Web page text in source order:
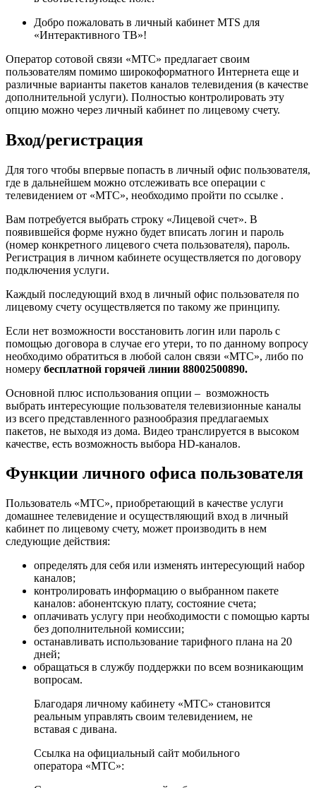
Добро пожаловать в личный кабинет MTS для
«Интерактивного ТВ»!
Оператор сотовой связи «МТС» предлагает своим
пользователям помимо широкоформатного Интернета еще и
различные варианты пакетов каналов телевидения (в качестве
дополнительной услуги). Полностью контролировать эту
опцию можно через личный кабинет по лицевому счету.
Вход/регистрация
Для того чтобы впервые попасть в личный офис пользователя,
где в дальнейшем можно отслеживать все операции с
телевидением от «МТС», необходимо пройти по ссылке .
Вам потребуется выбрать строку «Лицевой счет». В
появившейся форме нужно будет вписать логин и пароль
(номер конкретного лицевого счета пользователя), пароль.
Регистрация в личном кабинете осуществляется по договору
подключения услуги.
Каждый последующий вход в личный офис пользователя по
лицевому счету осуществляется по такому же принципу.
Если нет возможности восстановить логин или пароль с
помощью договора в случае его утери, то по данному вопросу
необходимо обратиться в любой салон связи «МТС», либо по
номеру бесплатной горячей линии 88002500890.
Основной плюс использования опции – возможность
выбрать интересующие пользователя телевизионные каналы
из всего представленного разнообразия предлагаемых
пакетов, не выходя из дома. Видео транслируется в высоком
качестве, есть возможность выбора HD-каналов.
Функции личного офиса пользователя
Пользователь «МТС», приобретающий в качестве услуги
домашнее телевидение и осуществляющий вход в личный
кабинет по лицевому счету, может производить в нем
следующие действия:
определять для себя или изменять интересующий набор
каналов;
контролировать информацию о выбранном пакете
каналов: абонентскую плату, состояние счета;
оплачивать услугу при необходимости с помощью карты
без дополнительной комиссии;
останавливать использование тарифного плана на 20
дней;
обращаться в службу поддержки по всем возникающим
вопросам.
Благодаря личному кабинету «МТС» становится
реальным управлять своим телевидением, не
вставая с дивана.
Ссылка на официальный сайт мобильного
оператора «МТС»: